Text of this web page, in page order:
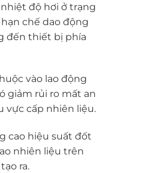
độ hơi ở trạng
chế dao động
đến thiết bị phía
vào lao động
giảm rủi ro mất an
vực cấp nhiên liệu.
cao hiệu suất đốt
nhiên liệu trên
ra.